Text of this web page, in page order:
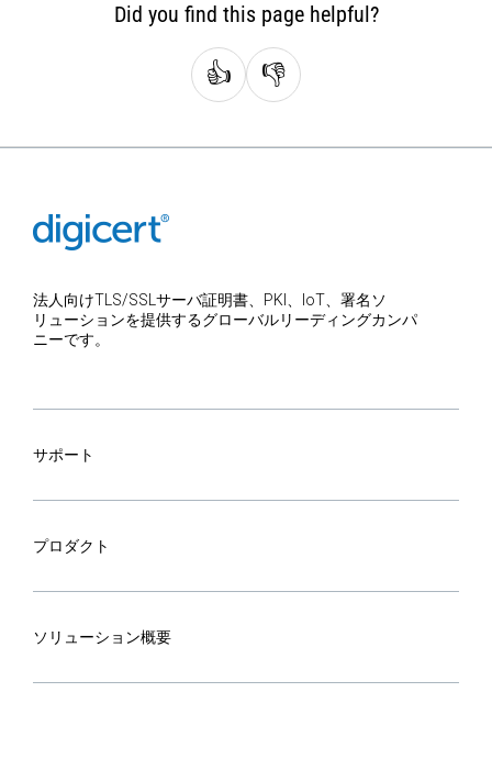
Did you find this page helpful?
👍 👎
法人向けTLS/SSLサーバ証明書、PKI、IoT、署名ソ
リューションを提供するグローバルリーディングカンパ
ニーです。
サポート
プロダクト
ソリューション概要